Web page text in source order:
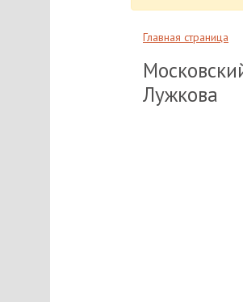
Главная страница
Лужкова